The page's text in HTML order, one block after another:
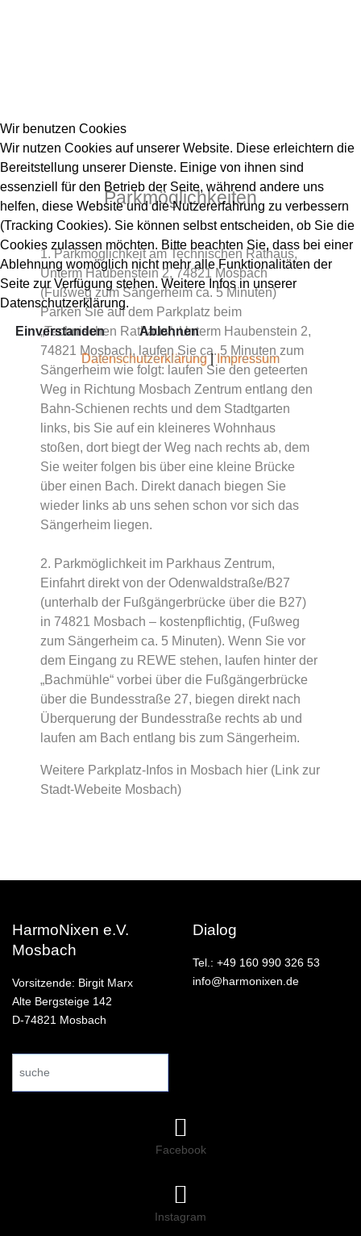
Parkmöglichkeiten
1. Parkmöglichkeit am Technischen Rathaus,
Unterm Haubenstein 2, 74821 Mosbach
(Fußweg zum Sängerheim ca. 5 Minuten)
Parken Sie auf dem Parkplatz beim
„Technischen Rathaus“, Unterm Haubenstein 2,
74821 Mosbach, laufen Sie ca. 5 Minuten zum
Sängerheim wie folgt: laufen Sie den geteerten
Weg in Richtung Mosbach Zentrum entlang den
Bahn-Schienen rechts und dem Stadtgarten
links, bis Sie auf ein kleineres Wohnhaus
stoßen, dort biegt der Weg nach rechts ab, dem
Sie weiter folgen bis über eine kleine Brücke
über einen Bach. Direkt danach biegen Sie
wieder links ab uns sehen schon vor sich das
Sängerheim liegen.
2. Parkmöglichkeit im Parkhaus Zentrum,
Einfahrt direkt von der Odenwaldstraße/B27
(unterhalb der Fußgängerbrücke über die B27)
in 74821 Mosbach – kostenpflichtig, (Fußweg
zum Sängerheim ca. 5 Minuten). Wenn Sie vor
dem Eingang zu REWE stehen, laufen hinter der
„Bachmühle“ vorbei über die Fußgängerbrücke
über die Bundesstraße 27, biegen direkt nach
Überquerung der Bundesstraße rechts ab und
laufen am Bach entlang bis zum Sängerheim.
Weitere Parkplatz-Infos in Mosbach hier (Link zur
Stadt-Webeite Mosbach)
HarmoNixen e.V.
Mosbach
Vorsitzende: Birgit Marx
Alte Bergsteige 142
D-74821 Mosbach
Dialog
Tel.: +49 160 990 326 53
info@harmonixen.de
...
Facebook
Instagram
Wir benutzen Cookies
Wir nutzen Cookies auf unserer Website. Diese erleichtern die
Bereitstellung unserer Dienste. Einige von ihnen sind
essenziell für den Betrieb der Seite, während andere uns
helfen, diese Website und die Nutzererfahrung zu verbessern
(Tracking Cookies). Sie können selbst entscheiden, ob Sie die
Cookies zulassen möchten. Bitte beachten Sie, dass bei einer
Ablehnung womöglich nicht mehr alle Funktionalitäten der
Seite zur Verfügung stehen. Weitere Infos in unserer
Datenschutzerklärung.
Einverstanden
Ablehnen
Datenschutzerklärung| Impressum